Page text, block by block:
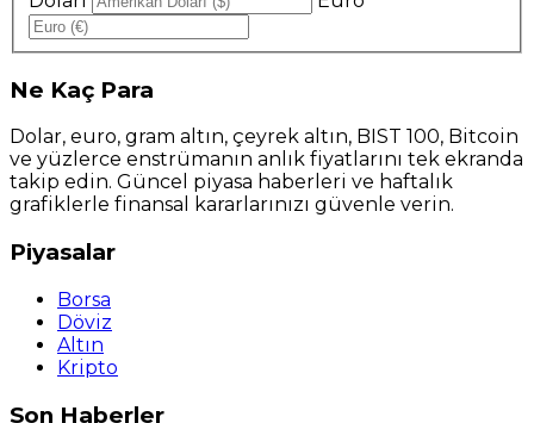
Ne Kaç Para
Dolar, euro, gram altın, çeyrek altın, BIST 100, Bitcoin
ve yüzlerce enstrümanın anlık fiyatlarını tek ekranda
takip edin. Güncel piyasa haberleri ve haftalık
grafiklerle finansal kararlarınızı güvenle verin.
Piyasalar
Borsa
Döviz
Altın
Kripto
Son Haberler